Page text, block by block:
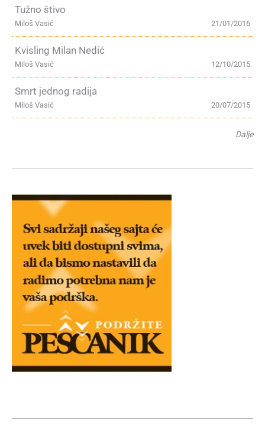
Tužno štivo
21/01/2016
Miloš Vasić
Kvisling Milan Nedić
12/10/2015
Miloš Vasić
Smrt jednog radija
20/07/2015
Miloš Vasić
Dalje